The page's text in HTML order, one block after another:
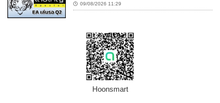
09/08/2026 11:29
Hoonsmart